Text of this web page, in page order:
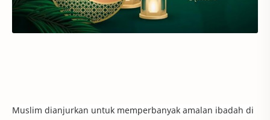
Muslim dianjurkan untuk memperbanyak amalan ibadah di